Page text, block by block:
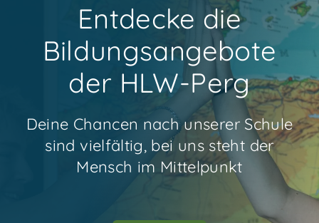
Entdecke die
Bildungsangebote
der HLW-Perg
Deine Chancen nach unserer Schule
sind vielfältig, bei uns steht der
Mensch im Mittelpunkt